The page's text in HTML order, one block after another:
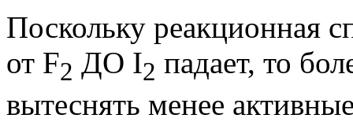
Поскольку реакционная
от F2 ДО I2 падает, то
вытеснять менее